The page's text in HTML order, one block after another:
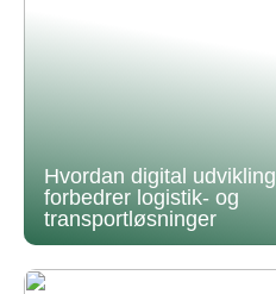
Hvordan digital udvikling
forbedrer logistik- og
transportløsninger